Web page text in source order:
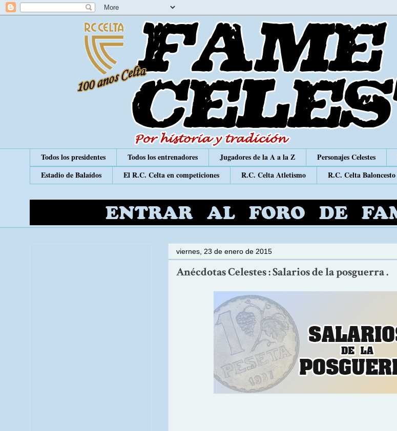
Todos los presidentes Todos los entrenadores Jugadores de la A a la Z Personajes Celestes
Estadio de Balaídos
El R.C. Celta en competiciones R.C. Celta Atletismo R.C. Celta Baloncesto
viernes, 23 de enero de 2015
Anécdotas Celestes : Salarios de la posguerra .